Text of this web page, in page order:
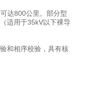
达800公里。部分型
适用于35kV以下裸导
和相序校验，具有核